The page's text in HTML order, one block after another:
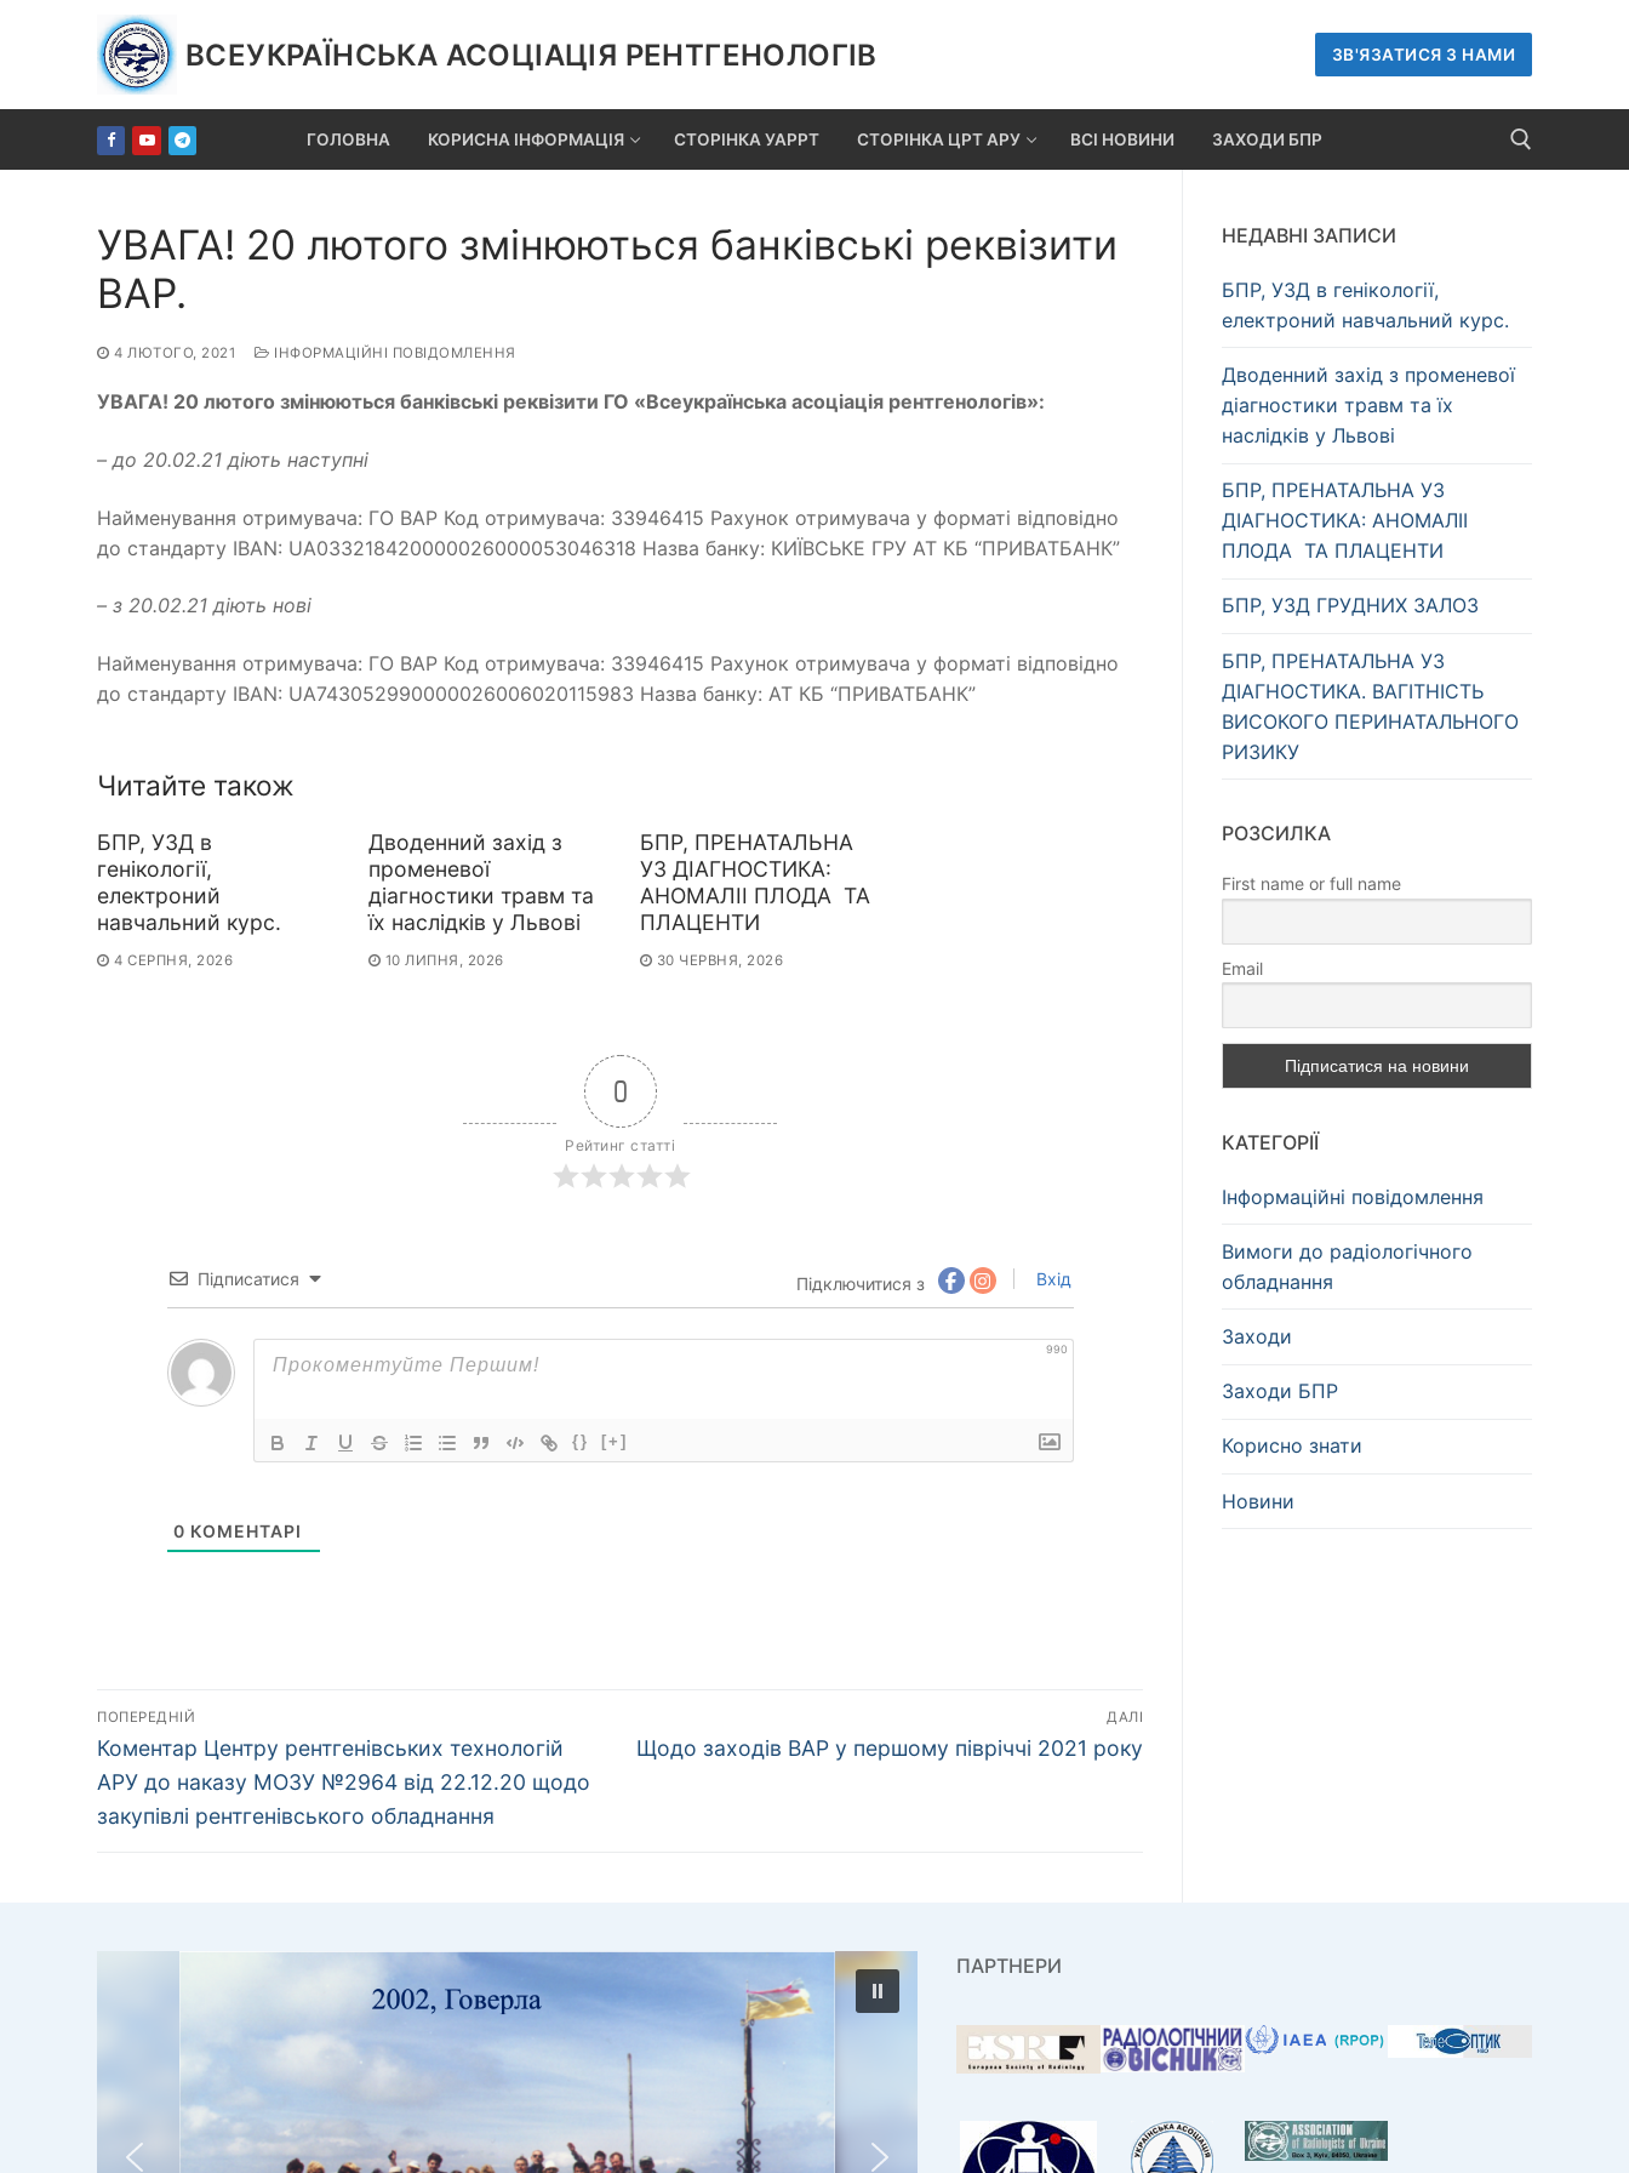
ВСЕУКРАЇНСЬКА АСОЦІАЦІЯ РЕНТГЕНОЛОГІВ ЗВ'ЯЗАТИСЯ З НАМИ
ГОЛОВНА КОРИСНА ІНФОРМАЦІЯ СТОРІНКА УАРРТ СТОРІНКА ЦРТ АРУ ВСІ НОВИНИ ЗАХОДИ БПР
Пошук:
УВАГА! 20 лютого змінюються банківські реквізити
ВАР.
4 ЛЮТОГО, 2021 ІНФОРМАЦІЙНІ ПОВІДОМЛЕННЯ
УВАГА! 20 лютого змінюються банківські реквізити ГО «Всеукраїнська асоціація рентгенологів»:
– до 20.02.21 діють наступні
Найменування отримувача: ГО ВАР Код отримувача: 33946415 Рахунок отримувача у форматі відповідно
до стандарту IBAN: UA033218420000026000053046318 Назва банку: КИЇВСЬКЕ ГРУ АТ КБ “ПРИВАТБАНК”
– з 20.02.21 діють нові
Найменування отримувача: ГО ВАР Код отримувача: 33946415 Рахунок отримувача у форматі відповідно
до стандарту IBAN: UA743052990000026006020115983 Назва банку: АТ КБ “ПРИВАТБАНК”
Читайте також
БПР, УЗД в
генікології,
електроний
навчальний курс.
4 СЕРПНЯ, 2026
Дводенний захід з
променевої
діагностики травм та
їх наслідків у Львові
10 ЛИПНЯ, 2026
БПР, ПРЕНАТАЛЬНА
УЗ ДІАГНОСТИКА:
АНОМАЛІІ ПЛОДА ТА
ПЛАЦЕНТИ
30 ЧЕРВНЯ, 2026
0
Рейтинг статті
Підписатися Підключитися з Вхід
990
{} [+]
0 КОМЕНТАРІ
Навігація
записів
ПОПЕРЕДНІЙ
Попередній
запис:
Коментар Центру рентгенівських технологій
АРУ до наказу МОЗУ №2964 від 22.12.20 щодо
закупівлі рентгенівського обладнання
ДАЛІ
Наступний
Щодо заходів ВАР у першому півріччі 2021 року
НЕДАВНІ ЗАПИСИ
БПР, УЗД в генікології,
електроний навчальний курс.
Дводенний захід з променевої
діагностики травм та їх
наслідків у Львові
БПР, ПРЕНАТАЛЬНА УЗ
ДІАГНОСТИКА: АНОМАЛІІ
ПЛОДА ТА ПЛАЦЕНТИ
БПР, УЗД ГРУДНИХ ЗАЛОЗ
БПР, ПРЕНАТАЛЬНА УЗ
ДІАГНОСТИКА. ВАГІТНІСТЬ
ВИСОКОГО ПЕРИНАТАЛЬНОГО
РИЗИКУ
РОЗСИЛКА
First name or full name
Email
КАТЕГОРІЇ
Інформаційні повідомлення
Вимоги до радіологічного
обладнання
Заходи
Заходи БПР
Корисно знати
Новини
ПАРТНЕРИ